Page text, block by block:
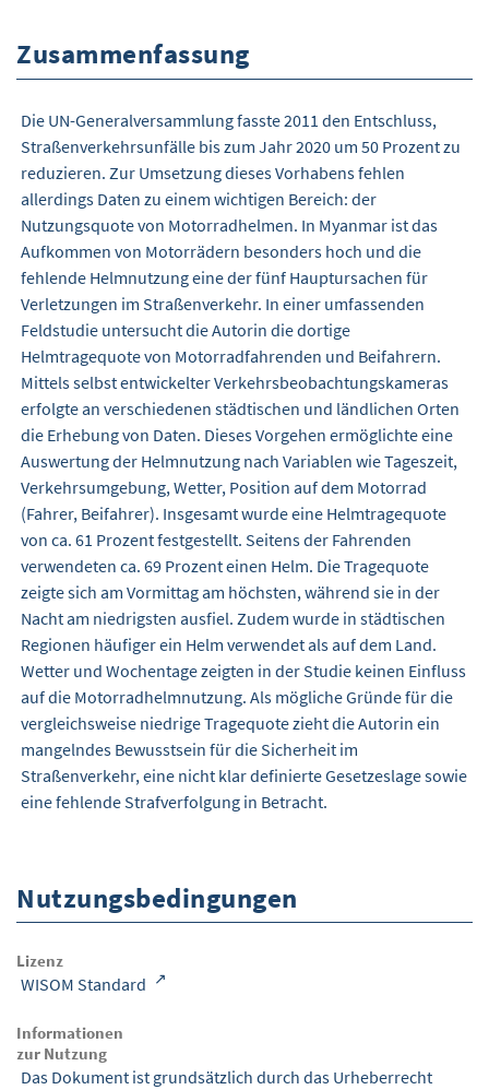
Zusammenfassung
Die UN-Generalversammlung fasste 2011 den Entschluss,
Straßenverkehrsunfälle bis zum Jahr 2020 um 50 Prozent zu
reduzieren. Zur Umsetzung dieses Vorhabens fehlen
allerdings Daten zu einem wichtigen Bereich: der
Nutzungsquote von Motorradhelmen. In Myanmar ist das
Aufkommen von Motorrädern besonders hoch und die
fehlende Helmnutzung eine der fünf Hauptursachen für
Verletzungen im Straßenverkehr. In einer umfassenden
Feldstudie untersucht die Autorin die dortige
Helmtragequote von Motorradfahrenden und Beifahrern.
Mittels selbst entwickelter Verkehrsbeobachtungskameras
erfolgte an verschiedenen städtischen und ländlichen Orten
die Erhebung von Daten. Dieses Vorgehen ermöglichte eine
Auswertung der Helmnutzung nach Variablen wie Tageszeit,
Verkehrsumgebung, Wetter, Position auf dem Motorrad
(Fahrer, Beifahrer). Insgesamt wurde eine Helmtragequote
von ca. 61 Prozent festgestellt. Seitens der Fahrenden
verwendeten ca. 69 Prozent einen Helm. Die Tragequote
zeigte sich am Vormittag am höchsten, während sie in der
Nacht am niedrigsten ausfiel. Zudem wurde in städtischen
Regionen häufiger ein Helm verwendet als auf dem Land.
Wetter und Wochentage zeigten in der Studie keinen Einfluss
auf die Motorradhelmnutzung. Als mögliche Gründe für die
vergleichsweise niedrige Tragequote zieht die Autorin ein
mangelndes Bewusstsein für die Sicherheit im
Straßenverkehr, eine nicht klar definierte Gesetzeslage sowie
eine fehlende Strafverfolgung in Betracht.
Nutzungsbedingungen
Lizenz
WISOM Standard
Informationen
zur Nutzung
Das Dokument ist grundsätzlich durch das Urheberrecht